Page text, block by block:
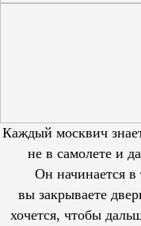
Каждый москвич
не в самолете и
Он начинается в
вы закрываете
хочется, чтобы